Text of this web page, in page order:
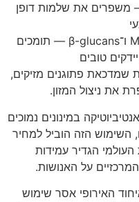
משפרים את שלמות דופן
סיבים פרה-ביוטיים כמו MOS ו־β-glucans — תומכים
טובים
שמדכאת פתוגנים מזיקים,
את ניצול המזון.
במינונים נמוכים
השימוש הזה הוביל למחיר
העולמי הגדיר עמידות
על האנושות.
האירופי אסר שימוש